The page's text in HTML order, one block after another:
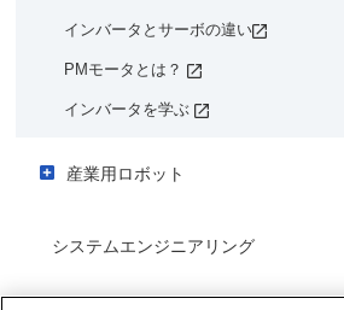
AIでの製品の良否判定の自動化
保全
機器の故障予知診断
種類と特徴
モータの分類
①DCモータ
③同期モータ
インバータとサーボの違い
PMモータとは？
インバータを学ぶ
産業用ロボット
システムエンジニアリング